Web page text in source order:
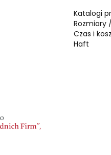
Katalogi
Rozmiary
Czas i
Haft